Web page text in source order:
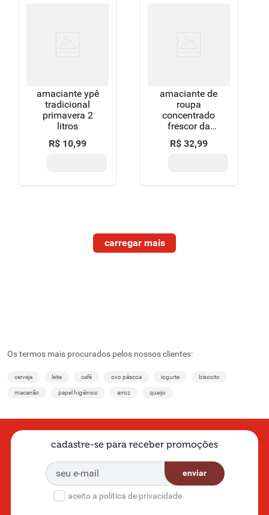
amaciante ypê
tradicional
primavera 2
litros
R$ 10,99
amaciante de
roupa
concentrado
frescor da
primavera
downy frasco
R$ 32,99
Os termos mais procurados pelos nossos clientes:
cerveja leite café ovo páscoa iogurte biscoito
macarrão papel higiênico arroz queijo
cadastre-se para receber promoções
enviar
aceito a política de privacidade